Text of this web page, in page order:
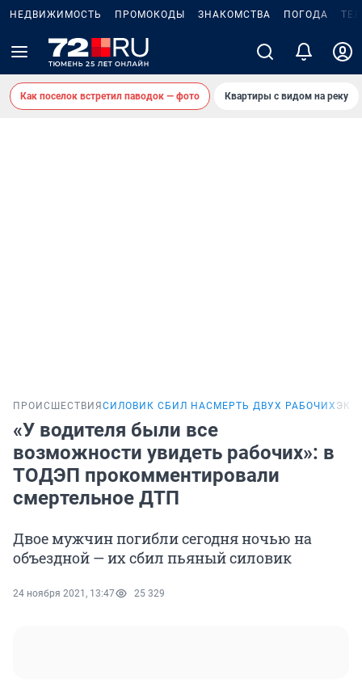
НЕДВИЖИМОСТЬ ПРОМОКОДЫ ЗНАКОМСТВА ПОГОДА
Как поселок встретил паводок — фото Квартиры с видом на реку
ПРОИСШЕСТВИЯ СИЛОВИК СБИЛ НАСМЕРТЬ ДВУХ РАБОЧИХ
«У водителя были все
возможности увидеть рабочих»: в
ТОДЭП прокомментировали
смертельное ДТП
Двое мужчин погибли сегодня ночью на
объездной — их сбил пьяный силовик
24 ноября 2021, 13:47 25 329